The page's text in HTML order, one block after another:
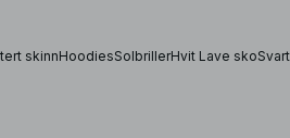
skinnHoodiesSolbrillerHvit Lave sko